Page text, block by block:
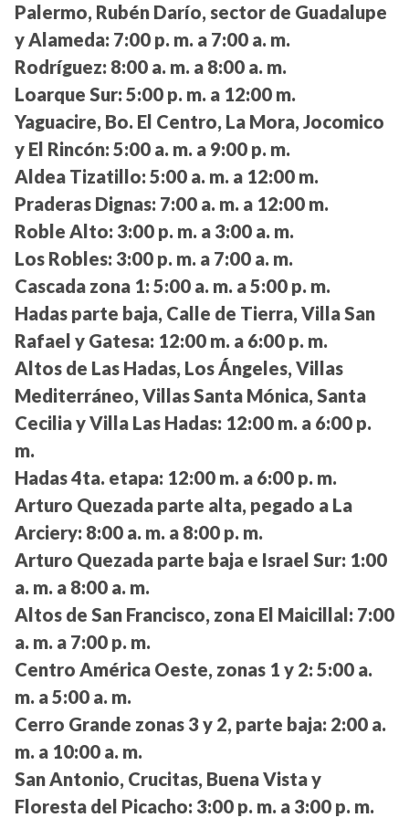
Palermo, Rubén Darío, sector de Guadalupe
y Alameda: 7:00 p. m. a 7:00 a. m.
Rodríguez: 8:00 a. m. a 8:00 a. m.
Loarque Sur: 5:00 p. m. a 12:00 m.
Yaguacire, Bo. El Centro, La Mora, Jocomico
y El Rincón: 5:00 a. m. a 9:00 p. m.
Aldea Tizatillo: 5:00 a. m. a 12:00 m.
Praderas Dignas: 7:00 a. m. a 12:00 m.
Roble Alto: 3:00 p. m. a 3:00 a. m.
Los Robles: 3:00 p. m. a 7:00 a. m.
Cascada zona 1: 5:00 a. m. a 5:00 p. m.
Hadas parte baja, Calle de Tierra, Villa San
Rafael y Gatesa: 12:00 m. a 6:00 p. m.
Altos de Las Hadas, Los Ángeles, Villas
Mediterráneo, Villas Santa Mónica, Santa
Cecilia y Villa Las Hadas: 12:00 m. a 6:00 p.
m.
Hadas 4ta. etapa: 12:00 m. a 6:00 p. m.
Arturo Quezada parte alta, pegado a La
Arciery: 8:00 a. m. a 8:00 p. m.
Arturo Quezada parte baja e Israel Sur: 1:00
a. m. a 8:00 a. m.
Altos de San Francisco, zona El Maicillal: 7:00
a. m. a 7:00 p. m.
Centro América Oeste, zonas 1 y 2: 5:00 a.
m. a 5:00 a. m.
Cerro Grande zonas 3 y 2, parte baja: 2:00 a.
m. a 10:00 a. m.
San Antonio, Crucitas, Buena Vista y
Floresta del Picacho: 3:00 p. m. a 3:00 p. m.